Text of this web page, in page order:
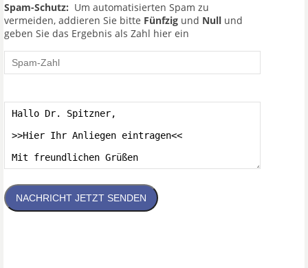
Spam-Schutz: Um automatisierten Spam zu
vermeiden, addieren Sie bitte Fünfzig und Null und
geben Sie das Ergebnis als Zahl hier ein
NACHRICHT JETZT SENDEN